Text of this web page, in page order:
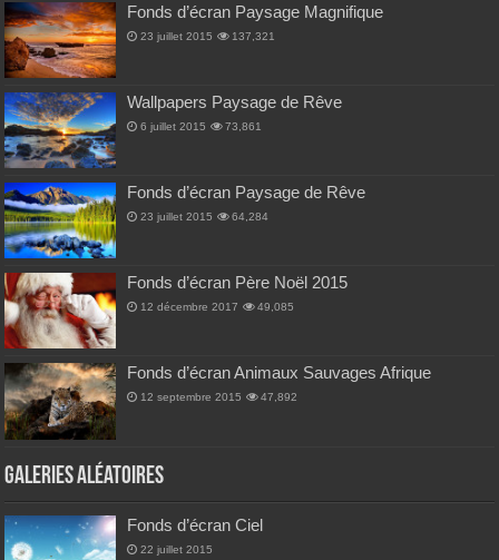
Fonds d’écran Paysage Magnifique
23 juillet 2015 137,321
Wallpapers Paysage de Rêve
6 juillet 2015 73,861
Fonds d’écran Paysage de Rêve
23 juillet 2015 64,284
Fonds d’écran Père Noël 2015
12 décembre 2017 49,085
Fonds d’écran Animaux Sauvages Afrique
12 septembre 2015 47,892
Galeries Aléatoires
Fonds d’écran Ciel
22 juillet 2015